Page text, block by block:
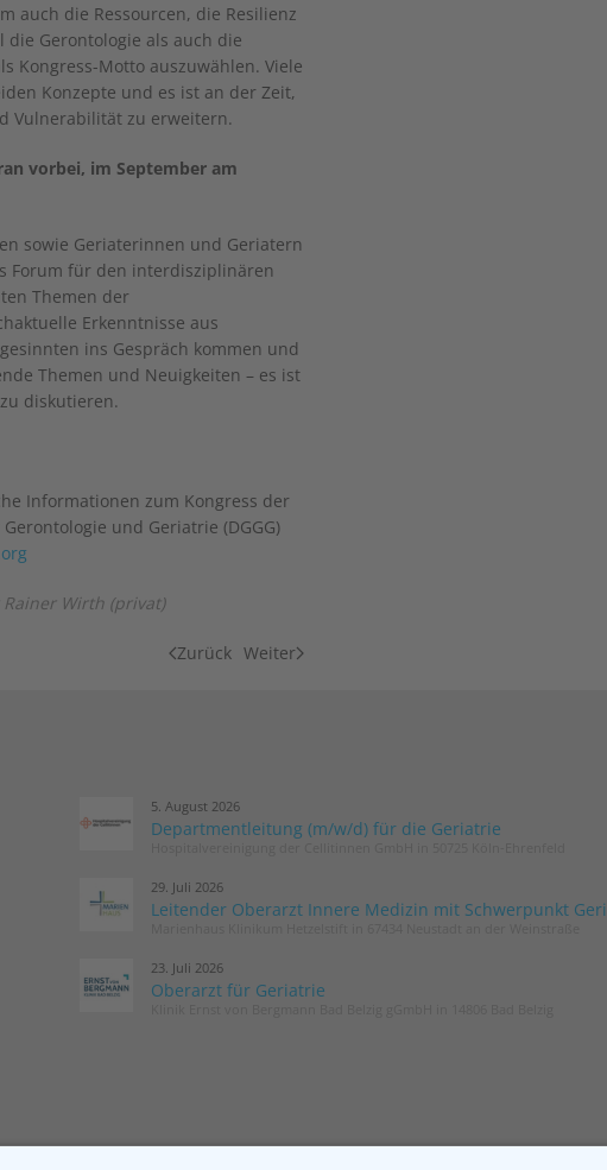
auch die Ressourcen, die Resilienz
Gerontologie als auch die
Kongress-Motto auszuwählen. Viele
Konzepte und es ist an der Zeit,
Vulnerabilität zu erweitern.
vorbei, im September am
sowie Geriaterinnen und Geriatern
Forum für den interdisziplinären
Themen der
Erkenntnisse aus
ins Gespräch kommen und
Themen und Neuigkeiten – es ist
diskutieren.
Informationen zum Kongress der
und Geriatrie (DGGG)
Rainer Wirth (privat)
Zurück Weiter
5. August 2026
Departmentleitung (m/w/d) für die Geriatrie
29. Juli 2026
Leitender Oberarzt Innere Medizin mit Schwerpunkt
23. Juli 2026
Oberarzt für Geriatrie